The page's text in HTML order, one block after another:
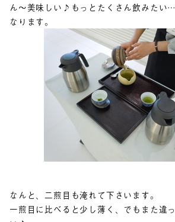
ん～美味しい♪もっとたくさん飲みたい
なります。
なんと、二煎目も淹れて下さいます。
一煎目に比べると少し薄く、でもまた違